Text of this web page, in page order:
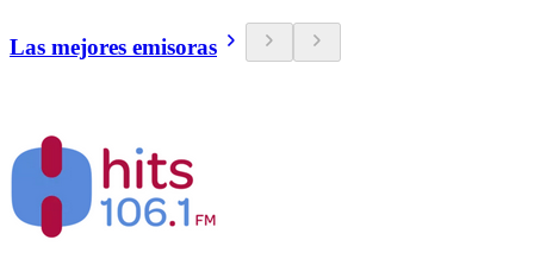
Las mejores emisoras